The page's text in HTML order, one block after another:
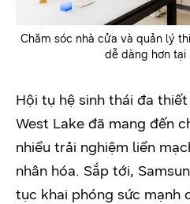
Chăm sóc nhà cửa và quản lý
dễ dàng hơn tại
Hội tụ hệ sinh thái đa
West Lake đã mang đến
nhiều trải nghiệm liền
nhân hóa. Sắp tới,
tục khai phóng sức mạnh